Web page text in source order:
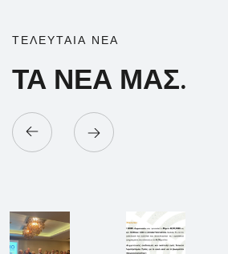
ΤΕΛΕΥΤΑΙΑ ΝΕΑ
ΤΑ ΝΕΑ ΜΑΣ.